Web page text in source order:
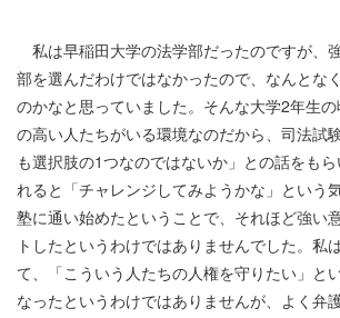
私は早稲田大学の法学部だったのですが、
部を選んだわけではなかったので、なんとな
のかなと思っていました。そんな大学2年生
の高い人たちがいる環境なのだから、司法試
も選択肢の1つなのではないか」との話をも
れると「チャレンジしてみようかな」という
塾に通い始めたということで、それほど強い
トしたというわけではありませんでした。私
て、「こういう人たちの人権を守りたい」と
なったというわけではありませんが、よく弁